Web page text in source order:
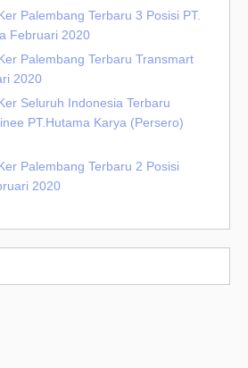
Palembang Terbaru 3 Posisi PT.
Februari 2020
Palembang Terbaru Transmart
2020
Seluruh Indonesia Terbaru
PT.Hutama Karya (Persero)
Palembang Terbaru 2 Posisi
2020